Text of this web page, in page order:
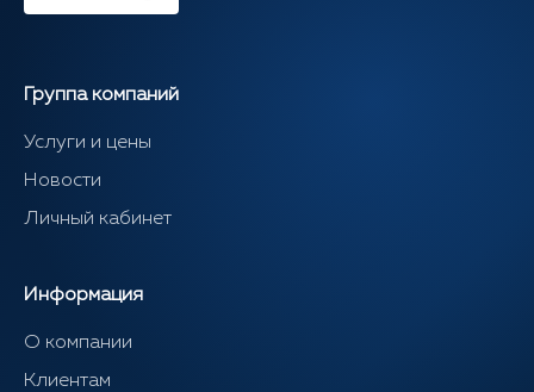
Группа компаний
Услуги и цены
Новости
Личный кабинет
Информация
О компании
Клиентам